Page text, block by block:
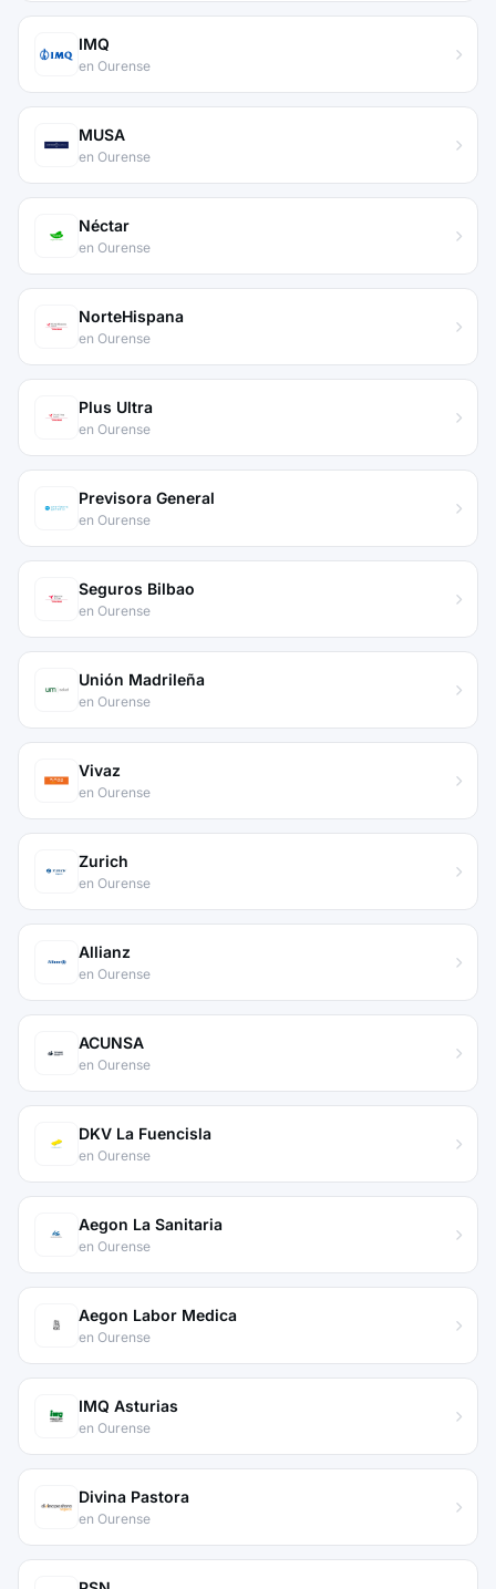
IMQ
en Ourense
MUSA
en Ourense
Néctar
en Ourense
NorteHispana
en Ourense
Plus Ultra
en Ourense
Previsora General
en Ourense
Seguros Bilbao
en Ourense
Unión Madrileña
en Ourense
Vivaz
en Ourense
Zurich
en Ourense
Allianz
en Ourense
ACUNSA
en Ourense
DKV La Fuencisla
en Ourense
Aegon La Sanitaria
en Ourense
Aegon Labor Medica
en Ourense
IMQ Asturias
en Ourense
Divina Pastora
en Ourense